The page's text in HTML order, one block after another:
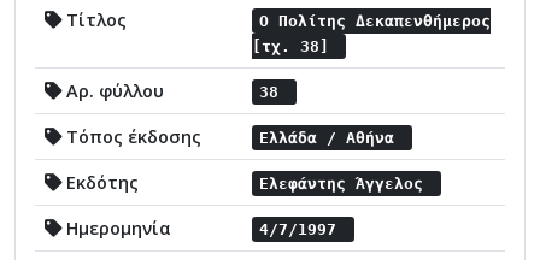
Τίτλος
Ο Πολίτης Δεκαπενθήμερος
[τχ. 38]
Αρ. φύλλου 38
Τόπος έκδοσης Ελλάδα / Αθήνα
Εκδότης Ελεφάντης Άγγελος
Ημερομηνία 4/7/1997